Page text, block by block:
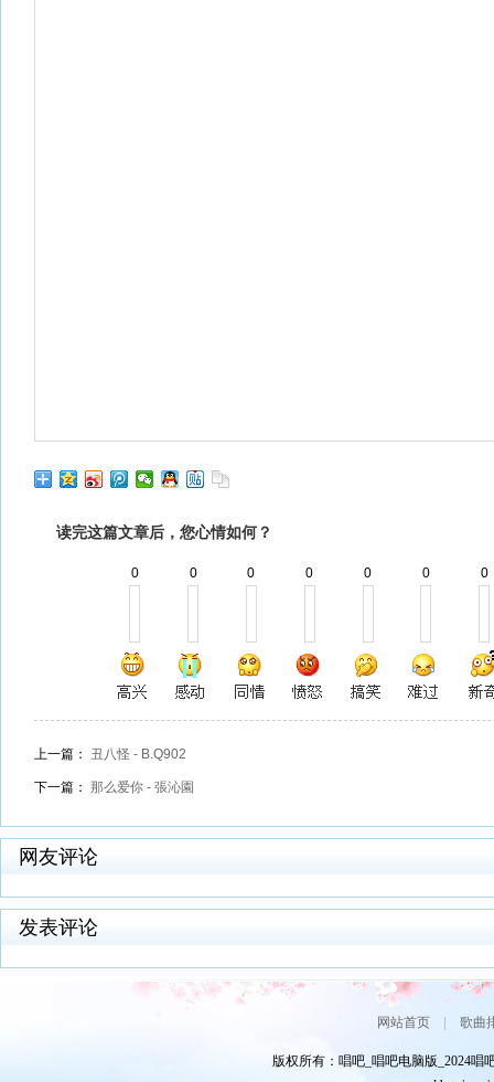
读完这篇文章后，您心情如何？
0 0 0 0 0 0 0
上一篇： 丑八怪 - B.Q902
下一篇： 那么爱你 - 張沁園
网友评论
发表评论
网站首页| 歌曲
版权所有：唱吧_唱吧电脑版_2024唱